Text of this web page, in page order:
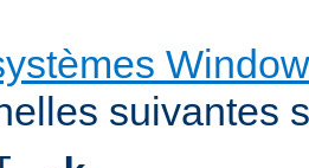
suivantes